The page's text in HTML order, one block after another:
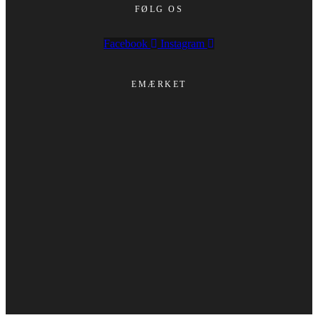
FØLG OS
Facebook Instagram
EMÆRKET